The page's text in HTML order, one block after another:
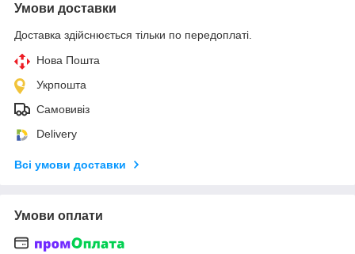
Умови доставки
Доставка здійснюється тільки по передоплаті.
Нова Пошта
Укрпошта
Самовивіз
Delivery
Всі умови доставки
Умови оплати